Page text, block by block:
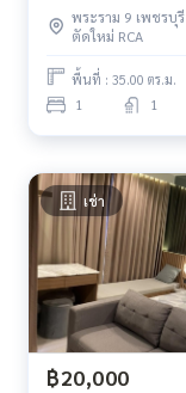
พระราม 9 เพชรบุรี
ตัดใหม่ RCA
พื้นที่ : 35.00 ตร.ม.
1 1
เช่า
฿20,000